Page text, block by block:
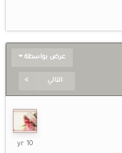
عرض بواسطة
التالي
9